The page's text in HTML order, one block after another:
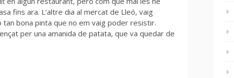
fins ara. L’altre dia al mercat de Lleó, vaig
bona pinta que no em vaig poder resistir.
per una amanida de patata, que va quedar de